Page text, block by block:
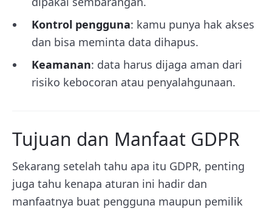
Kontrol pengguna: kamu punya hak akses
dan bisa meminta data dihapus.
Keamanan: data harus dijaga aman dari
risiko kebocoran atau penyalahgunaan.
Tujuan dan Manfaat GDPR
Sekarang setelah tahu apa itu GDPR, penting
juga tahu kenapa aturan ini hadir dan
manfaatnya buat pengguna maupun pemilik